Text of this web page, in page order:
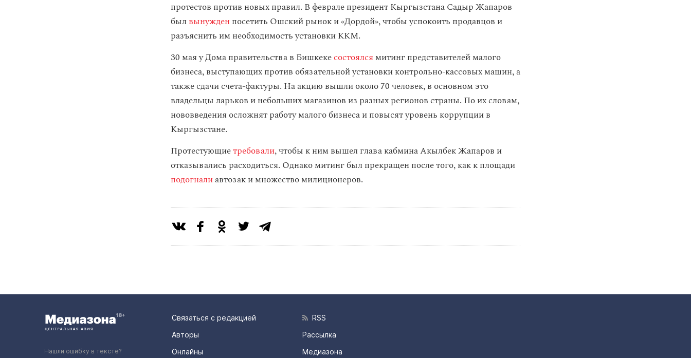
протестов против новых правил. В феврале президент Кыргызстана Садыр Жапаров
был вынужден посетить Ошский рынок и «Дордой», чтобы успокоить продавцов и
разъяснить им необходимость установки ККМ.
30 мая у Дома правительства в Бишкекесостоялся митинг представителей малого
бизнеса, выступающих против обязательной установки контрольно-кассовых машин, а
также сдачи счета-фактуры. На акцию вышли около 70 человек, в основном это
владельцы ларьков и небольших магазинов из разных регионов страны. По их словам,
нововведения осложнят работу малого бизнеса и повысят уровень коррупции в
Кыргызстане.
Протестующиетребовали, чтобы к ним вышел глава кабмина Акылбек Жапаров и
отказывались расходиться. Однако митинг был прекращен после того, как к площади
подогналиавтозак и множество милиционеров.
Нашли ошибку в тексте?
Связаться с редакцией
Авторы
Онлайны
RSS
Рассылка
Медиазона